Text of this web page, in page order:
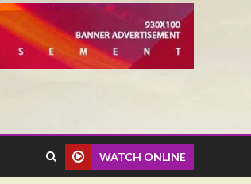
WATCH ONLINE